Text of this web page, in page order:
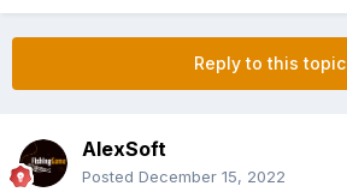
Reply to this topic
AlexSoft
Posted December 15, 2022